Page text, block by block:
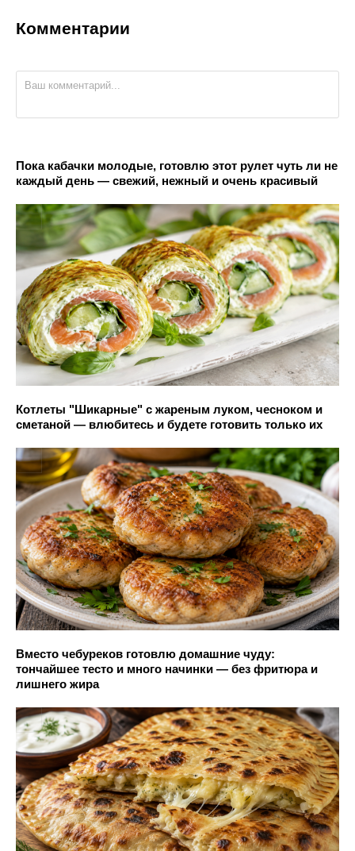
Комментарии
Пока кабачки молодые, готовлю этот рулет чуть ли не
каждый день — свежий, нежный и очень красивый
Котлеты "Шикарные" с жареным луком, чесноком и
сметаной — влюбитесь и будете готовить только их
Вместо чебуреков готовлю домашние чуду:
тончайшее тесто и много начинки — без фритюра и
лишнего жира